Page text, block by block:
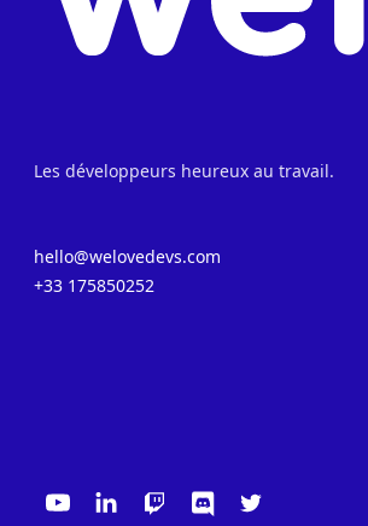
Les développeurs heureux au travail.
hello@welovedevs.com
+33 175850252